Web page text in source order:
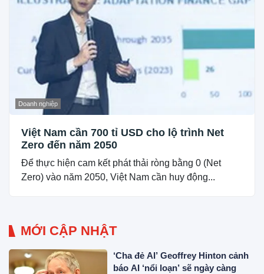
Doanh nghiệp
Việt Nam cần 700 tỉ USD cho lộ trình Net
Zero đến năm 2050
Để thực hiện cam kết phát thải ròng bằng 0 (Net
Zero) vào năm 2050, Việt Nam cần huy động...
MỚI CẬP NHẬT
‘Cha đẻ AI’ Geoffrey Hinton cảnh
báo AI ‘nổi loạn’ sẽ ngày càng